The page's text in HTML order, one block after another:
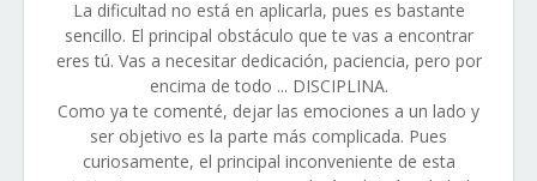
La dificultad no está en aplicarla, pues es bastante
sencillo. El principal obstáculo que te vas a encontrar
eres tú. Vas a necesitar dedicación, paciencia, pero por
encima de todo ... DISCIPLINA.
Como ya te comenté, dejar las emociones a un lado y
ser objetivo es la parte más complicada. Pues
curiosamente, el principal inconveniente de esta